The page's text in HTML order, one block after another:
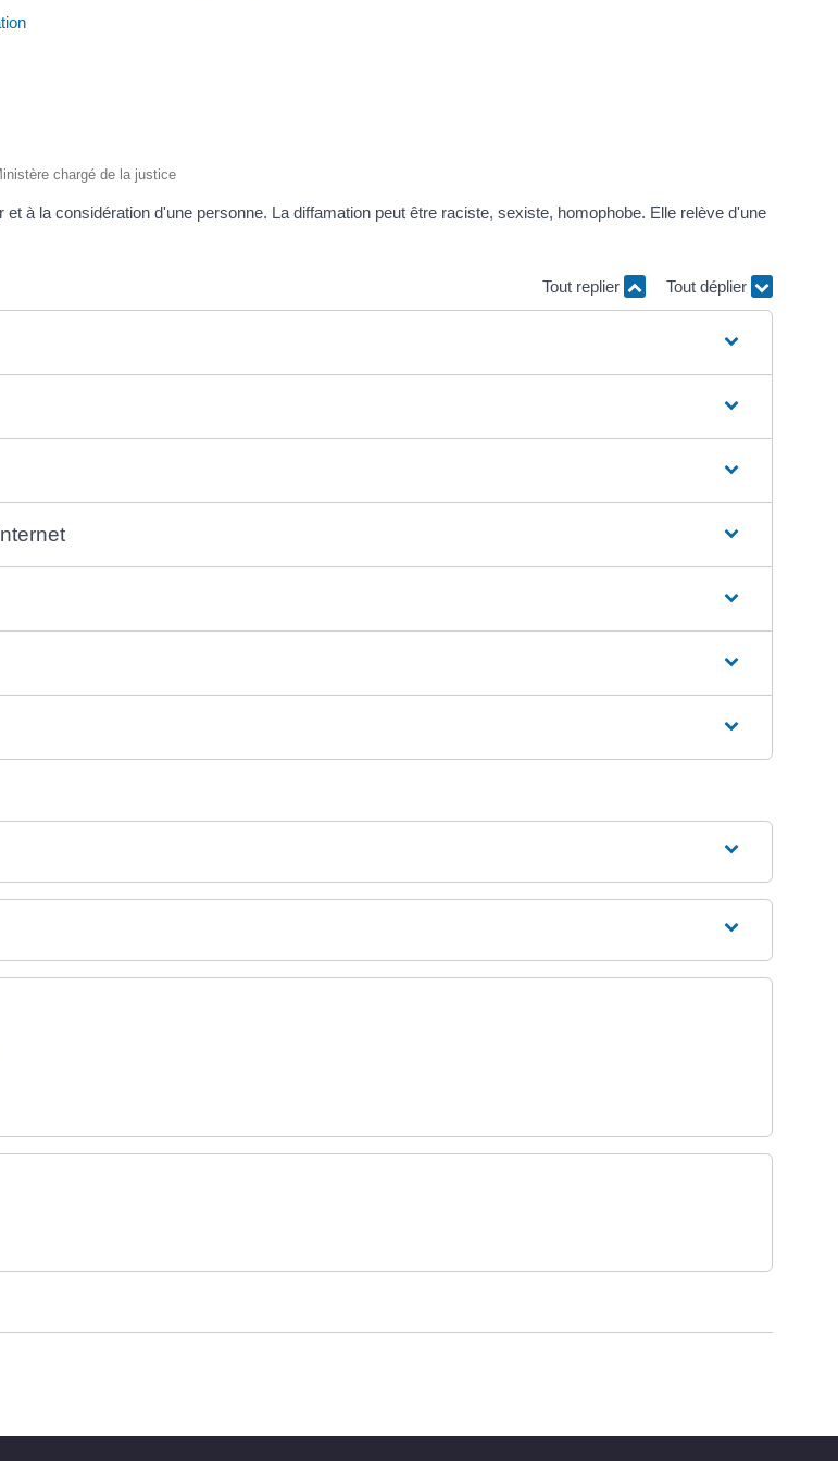
chargé de la justice
à la considération d'une personne. La diffamation peut être raciste, sexiste, homophobe. Elle relève d'une
Tout replier Tout déplier